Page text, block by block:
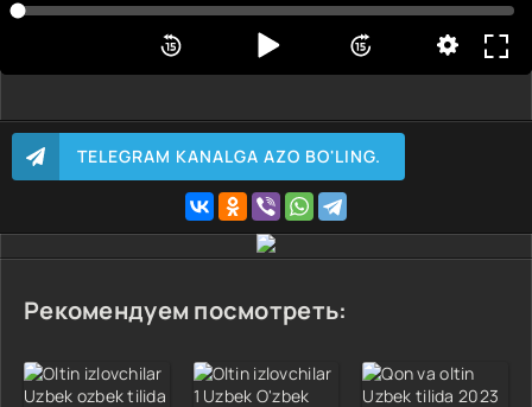
TELEGRAM KANALGA AZO BO'LING.
Рекомендуем посмотреть: